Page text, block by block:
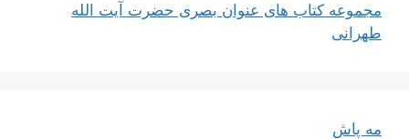
مجموعه کتاب های عنوان بصری حضرت آیت الله
طهرانی
مه پاش